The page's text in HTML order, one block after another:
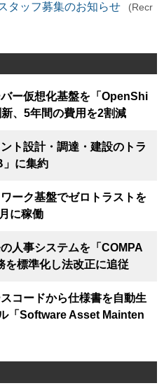
タッフ募集のお知らせ
(Recr
ー仮想化基盤を「OpenShi
、5年間の費用を2割減
ト設計・調達・建設のトラ
」に集約
ーク基盤でゼロトラストを
に稼働
人事システムを「COMPA
を標準化し法改正に追従
コードから仕様書を自動生
「Software Asset Mainten